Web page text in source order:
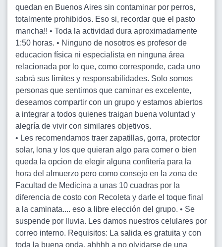
quedan en Buenos Aires sin contaminar por perros,
totalmente prohibidos. Eso si, recordar que el pasto
mancha!! • Toda la actividad dura aproximadamente
1:50 horas. • Ninguno de nosotros es profesor de
educacion física ni especialista en ninguna área
relacionada por lo que, como corresponde, cada uno
sabrá sus limites y responsabilidades. Solo somos
personas que sentimos que caminar es excelente,
deseamos compartir con un grupo y estamos abiertos
a integrar a todos quienes traigan buena voluntad y
alegría de vivir con similares objetivos.
• Les recomendamos traer zapatillas, gorra, protector
solar, lona y los que quieran algo para comer o bien
queda la opcion de elegir alguna confitería para la
hora del almuerzo pero como consejo en la zona de
Facultad de Medicina a unas 10 cuadras por la
diferencia de costo con Recoleta y darle el toque final
a la caminata.... eso a libre elección del grupo. • Se
suspende por lluvia. Les damos nuestros celulares por
correo interno. Requisitos: La salida es gratuita y con
toda la buena onda, ahhhh a no olvidarse de una